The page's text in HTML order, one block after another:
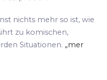
nichts mehr so ist, wie
zu komischen,
Situationen. „mer